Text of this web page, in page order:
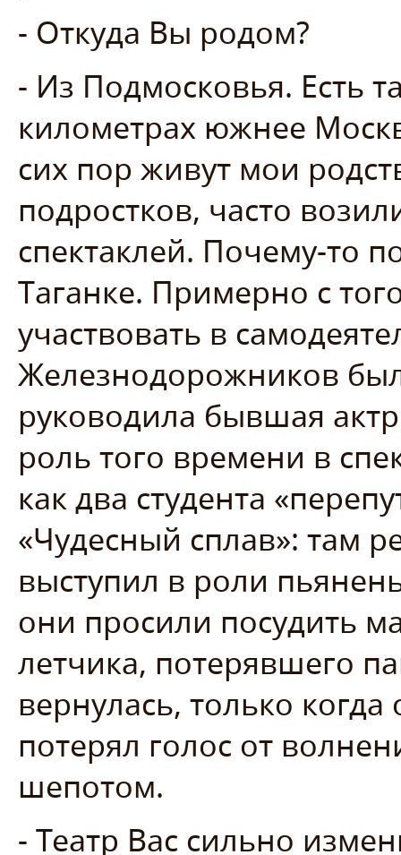
- Откуда Вы родом?
- Из Подмосковья. Есть
километрах южнее
сих пор живут мои
подростков, часто
спектаклей. Почему-то
Таганке. Примерно с
участвовать в
Железнодорожников
руководила бывшая
роль того времени в
как два студента
«Чудесный сплав»: там
выступил в роли
они просили посудить
летчика, потерявшего
вернулась, только
потерял голос от
шепотом.
- Театр Вас сильно